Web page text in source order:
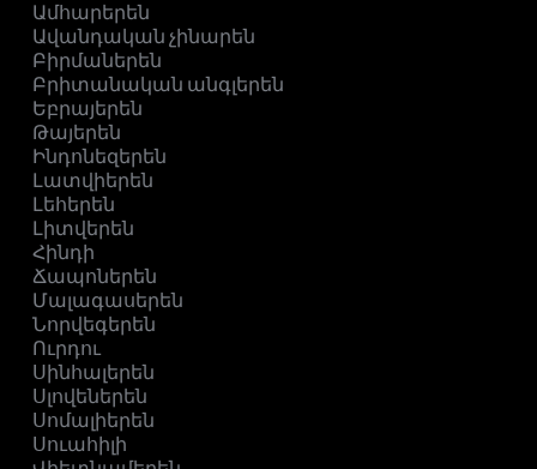
Ամհարերեն
Ավանդական չինարեն
Բիրմաներեն
Բրիտանական անգլերեն
Եբրայերեն
Թայերեն
Ինդոնեզերեն
Լատվիերեն
Լեհերեն
Լիտվերեն
Հինդի
Ճապոներեն
Մալագասերեն
Նորվեգերեն
Ուրդու
Սինհալերեն
Սլովեներեն
Սոմալիերեն
Սուահիլի